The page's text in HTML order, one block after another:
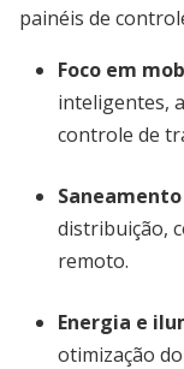
painéis de
Foco em
inteligentes,
controle de
distribuição,
remoto.
Energia e
otimização